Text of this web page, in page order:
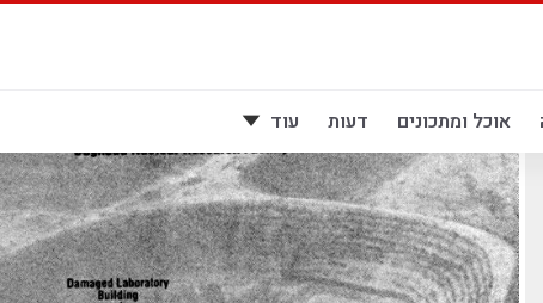
אוכל ומתכונים דעות עוד